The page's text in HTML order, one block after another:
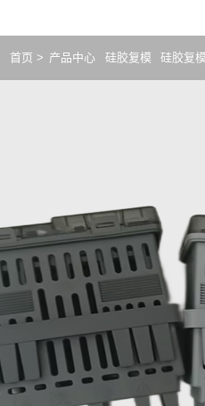
首页 > 产品中心 硅胶复模 硅胶复模